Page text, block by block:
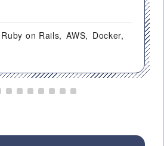
Ruby on Rails AWS
Docker